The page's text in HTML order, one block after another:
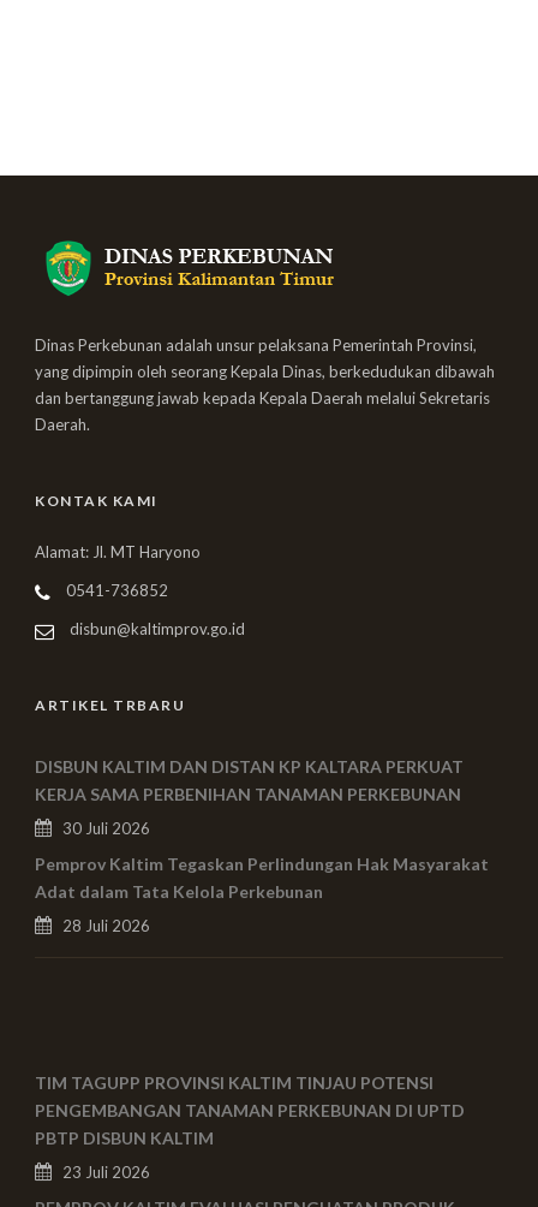
Dinas Perkebunan adalah unsur pelaksana Pemerintah Provinsi,
yang dipimpin oleh seorang Kepala Dinas, berkedudukan dibawah
dan bertanggung jawab kepada Kepala Daerah melalui Sekretaris
Daerah.
KONTAK KAMI
Alamat: Jl. MT Haryono
0541-736852
disbun@kaltimprov.go.id
ARTIKEL TRBARU
DISBUN KALTIM DAN DISTAN KP KALTARA PERKUAT
KERJA SAMA PERBENIHAN TANAMAN PERKEBUNAN
30 Juli 2026
Pemprov Kaltim Tegaskan Perlindungan Hak Masyarakat
Adat dalam Tata Kelola Perkebunan
28 Juli 2026
TIM TAGUPP PROVINSI KALTIM TINJAU POTENSI
PENGEMBANGAN TANAMAN PERKEBUNAN DI UPTD
PBTP DISBUN KALTIM
23 Juli 2026